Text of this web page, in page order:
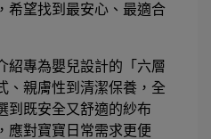
希望找到最安心、最適合
紹專為嬰兒設計的「六層
、親膚性到清潔保養，全
到既安全又舒適的紗布
應對寶寶日常需求更便